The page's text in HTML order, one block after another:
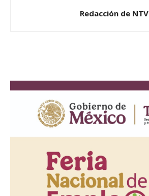
Redacción de NTV